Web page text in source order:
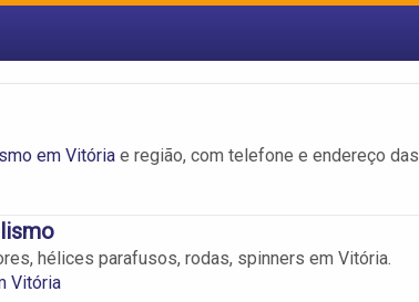
em Vitória e região, com telefone e endereço das
hélices parafusos, rodas, spinners em Vitória.
Vitória